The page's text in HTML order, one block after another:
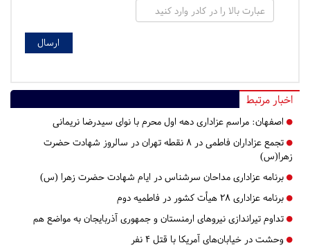
اخبار مرتبط
اصفهان: مراسم عزاداری دهه اول محرم با نوای سیدرضا نریمانی
تجمع عزاداران فاطمی در 8 نقطه تهران در سالروز شهادت حضرت
زهرا(س)
برنامه عزاداری مداحان سرشناس در ایام شهادت حضرت زهرا (س)
برنامه عزاداری 28 هیأت کشور در فاطمیه دوم
تداوم تیراندازی نیروهای ارمنستان و جمهوری آذربایجان به مواضع هم
وحشت در خیابان‌های آمریکا با قتل ۴ نفر